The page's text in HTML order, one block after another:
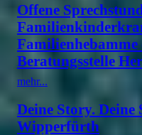
Offene
Familienhebamme
Beratungsstelle
mehr...
Deine Story.
Wipperfürth